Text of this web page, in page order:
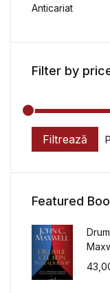
Anticariat
Filter by
Preț minim
Preț maxim
Filtrează
Featured